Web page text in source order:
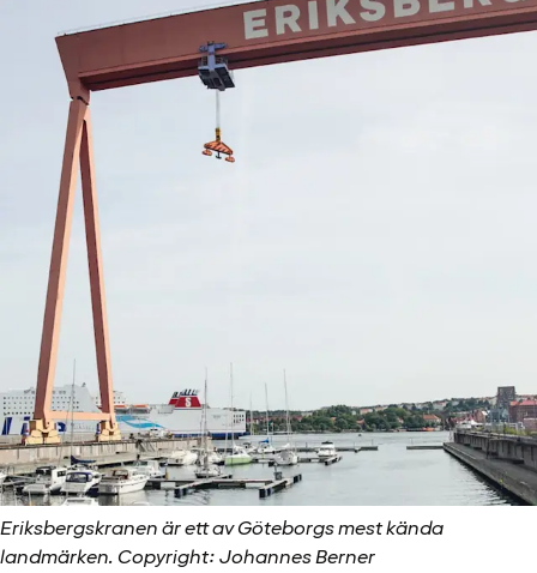
Eriksbergskranen är ett av Göteborgs mest kända
landmärken. Copyright: Johannes Berner